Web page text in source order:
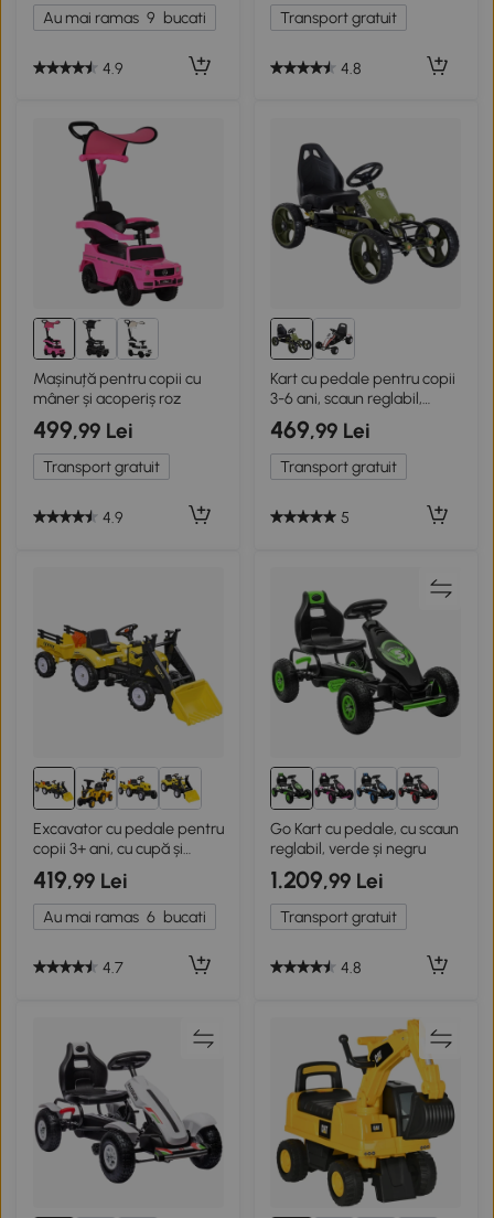
Au mai ramas 9 bucati
4.9
Transport gratuit
4.8
Mașinuță pentru copii cu
mâner și acoperiș roz
499,99 Lei
Transport gratuit
4.9
Kart cu pedale pentru copii
3-6 ani, scaun reglabil,
verde
469,99 Lei
Transport gratuit
5
Excavator cu pedale pentru
copii 3+ ani, cu cupă și
remorcă
419,99 Lei
Au mai ramas 6 bucati
4.7
Go Kart cu pedale, cu scaun
reglabil, verde și negru
1.209,99 Lei
Transport gratuit
4.8